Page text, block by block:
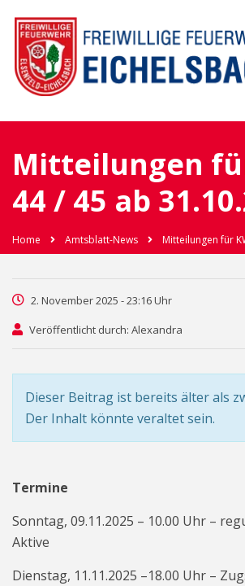
Mitteilungen
44 / 45 ab
Home Amtsblatt-News Mitteilungen für
2. November 2025 - 23:16 Uhr
Veröffentlicht durch: Alexandra
Dieser Beitrag ist bereits älter als
Der Inhalt könnte veraltet sein.
Termine
Sonntag, 09.11.2025 – 10.00 Uhr –
Aktive
Dienstag, 11.11.2025 –18.00 Uhr –